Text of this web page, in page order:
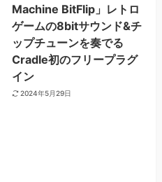
Machine BitFlip」レトロ
ゲームの8bitサウンド&チ
ップチューンを奏でる
Cradle初のフリープラグ
イン
2024年5月29日